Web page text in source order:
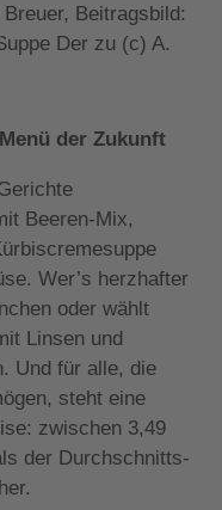
Beitragsbild:
Der zu (c) A.
der Zukunft
Beeren-Mix,
Wer’s herzhafter
oder wählt
Linsen und
Und für alle, die
steht eine
zwischen 3,49
der Durchschnitts-